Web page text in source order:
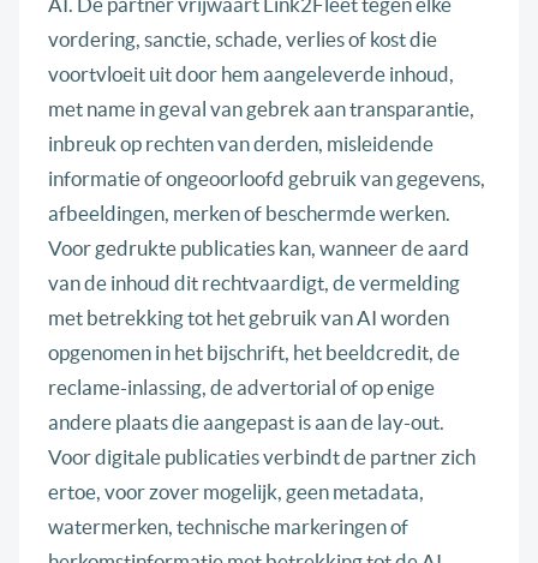
AI. De partner vrijwaart Link2Fleet tegen elke
vordering, sanctie, schade, verlies of kost die
voortvloeit uit door hem aangeleverde inhoud,
met name in geval van gebrek aan transparantie,
inbreuk op rechten van derden, misleidende
informatie of ongeoorloofd gebruik van gegevens,
afbeeldingen, merken of beschermde werken.
Voor gedrukte publicaties kan, wanneer de aard
van de inhoud dit rechtvaardigt, de vermelding
met betrekking tot het gebruik van AI worden
opgenomen in het bijschrift, het beeldcredit, de
reclame-inlassing, de advertorial of op enige
andere plaats die aangepast is aan de lay-out.
Voor digitale publicaties verbindt de partner zich
ertoe, voor zover mogelijk, geen metadata,
watermerken, technische markeringen of